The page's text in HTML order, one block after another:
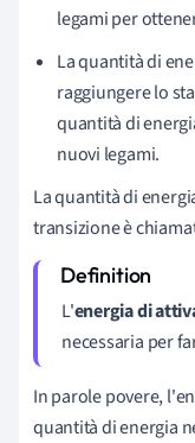
legami per
La quantità di
raggiungere lo
quantità di
nuovi legami.
La quantità di
transizione è
L'energia di
necessaria per
In parole povere,
quantità di energia